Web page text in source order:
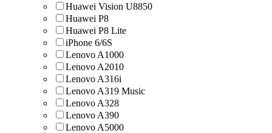
Huawei Vision U8850
Huawei Р8
Huawei Р8 Lite
iPhone 6/6S
Lenovo A1000
Lenovo A2010
Lenovo A316i
Lenovo A319 Music
Lenovo A328
Lenovo A390
Lenovo A5000